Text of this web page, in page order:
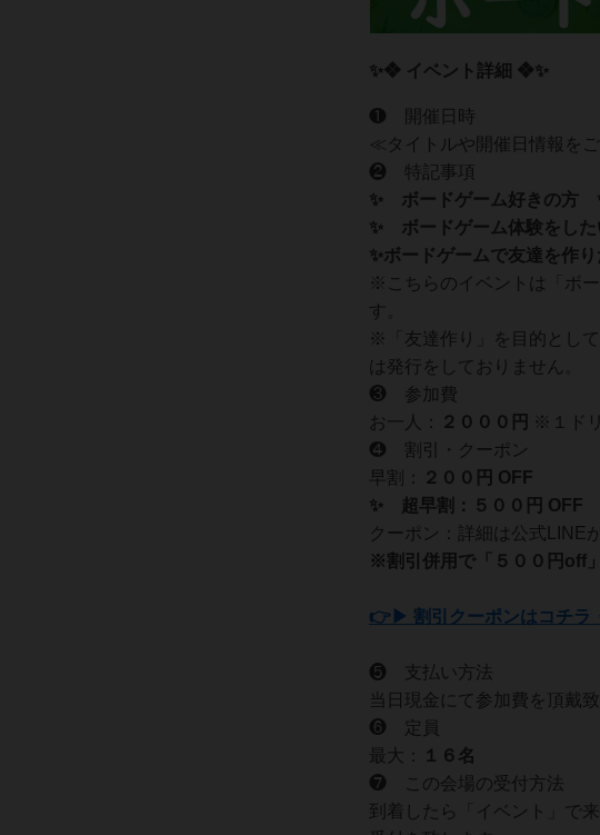
✨❖ イベント詳細 ❖✨
❶ 開催日時
≪タイトルや開催日情報を
❷ 特記事項‍‍
✨ ボードゲーム好きの方
✨ ボードゲーム体験をし
✨ボードゲームで友達を作り
※こちらのイベントは「ボ
す。
※「友達作り」を目的とし
は発行をしておりません。
❸ 参加費
お一人：
２０ ００円 ※１ド
❹ 割引・クーポン
早割：
２００円 OFF
✨ 超早割：５００円 OFF
クーポン：詳細は公式LINE
※割引併用で「５００円off
👉▶ 割引クーポンはコチ
❺ 支払い方法
当日現金にて参加費を頂戴致
❻ 定員
最大：
１６名
❼ この会場の受付方法
到着したら「イベント」で